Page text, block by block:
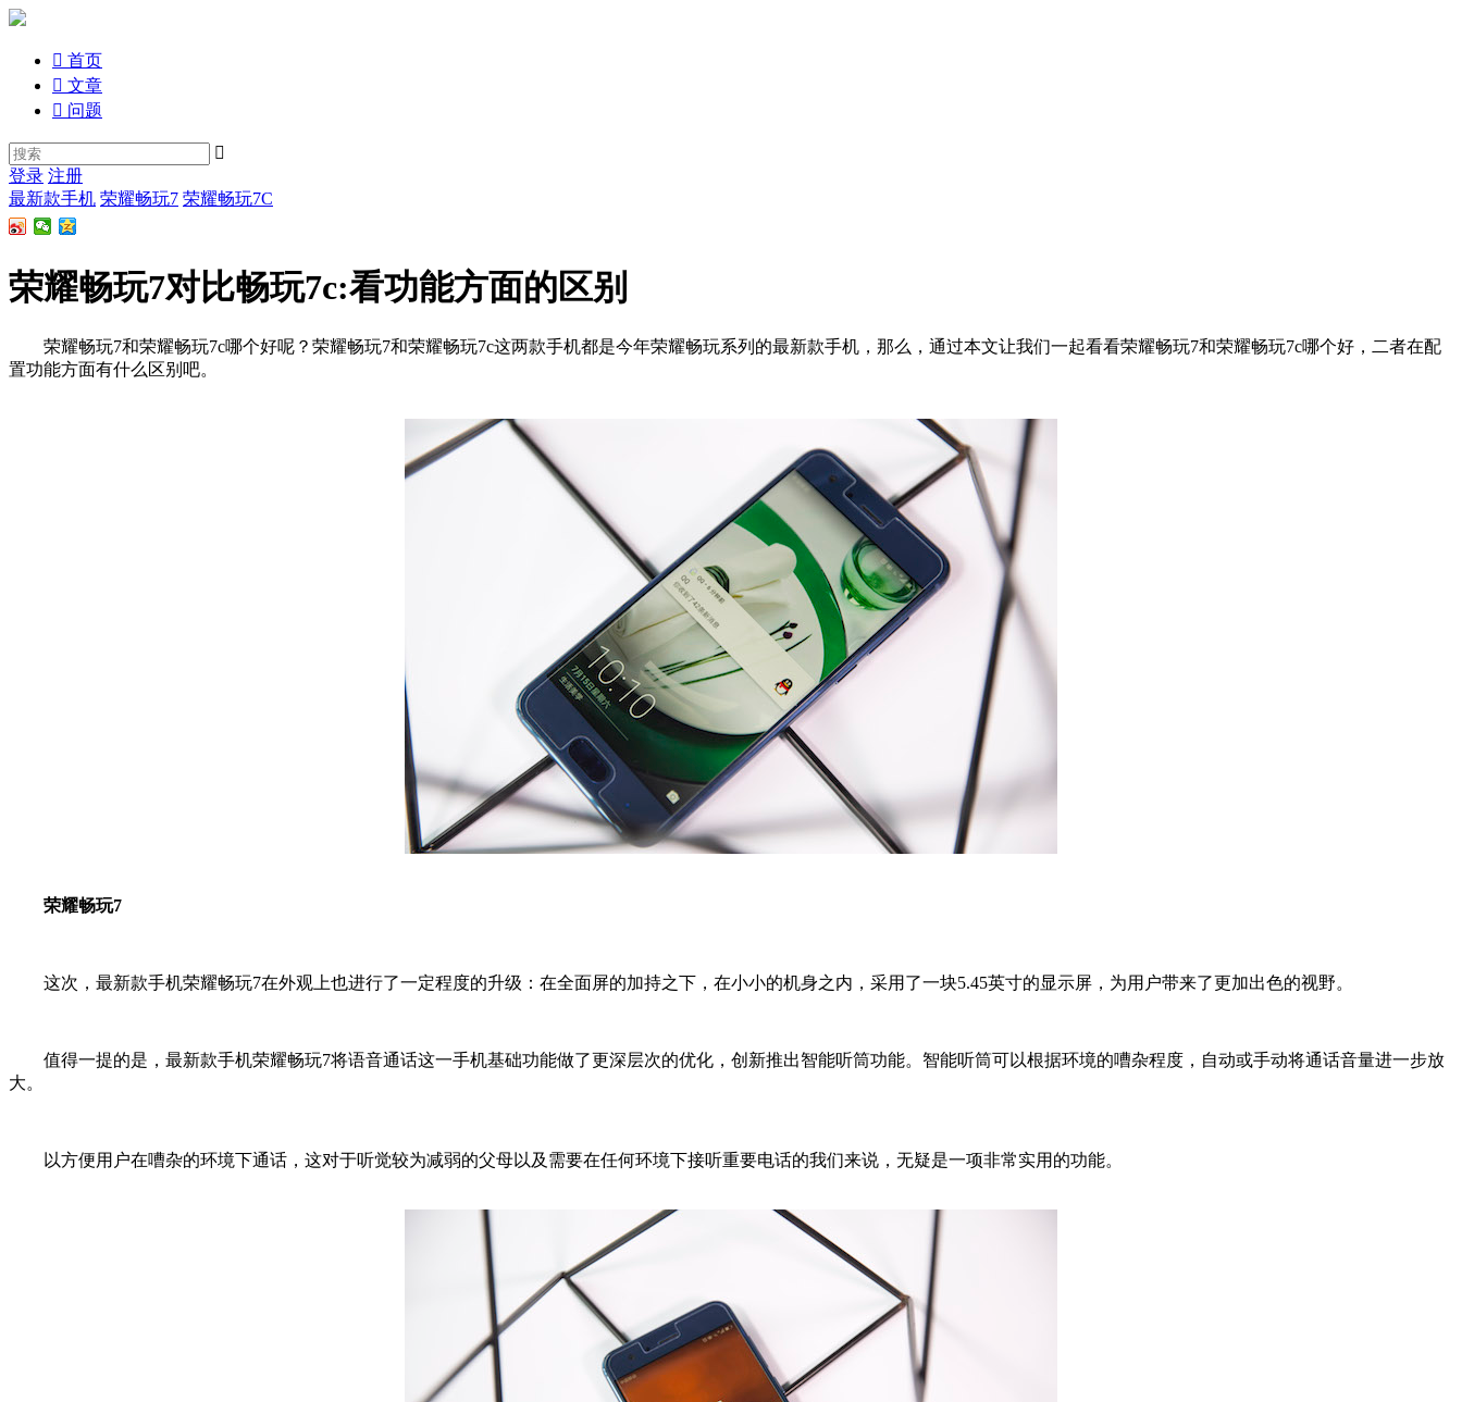
 首页
 文章
 问题

登录 注册
最新款手机 荣耀畅玩7 荣耀畅玩7C
荣耀畅玩7对比畅玩7c:看功能方面的区别
荣耀畅玩7和荣耀畅玩7c哪个好呢？荣耀畅玩7和荣耀畅玩7c这两款手机都是今年荣耀畅玩系列的最新款手机，那么，通过本文让我们一起看看荣耀畅玩7和荣耀畅玩7c哪个好，二者在配
置功能方面有什么区别吧。
荣耀畅玩7
这次，最新款手机荣耀畅玩7在外观上也进行了一定程度的升级：在全面屏的加持之下，在小小的机身之内，采用了一块5.45英寸的显示屏，为用户带来了更加出色的视野。
值得一提的是，最新款手机荣耀畅玩7将语音通话这一手机基础功能做了更深层次的优化，创新推出智能听筒功能。智能听筒可以根据环境的嘈杂程度，自动或手动将通话音量进一步放
大。
以方便用户在嘈杂的环境下通话，这对于听觉较为减弱的父母以及需要在任何环境下接听重要电话的我们来说，无疑是一项非常实用的功能。